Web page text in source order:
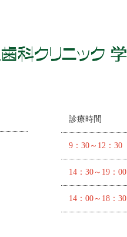
診療時間
9：30～12：30
14：30～19：00
14：00～18：30